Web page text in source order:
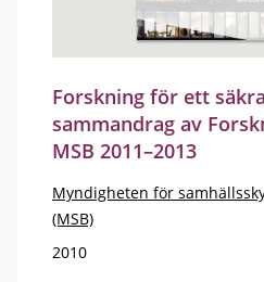
Forskning för ett
sammandrag av
MSB 2011–2013
Myndigheten för
(MSB)
2010